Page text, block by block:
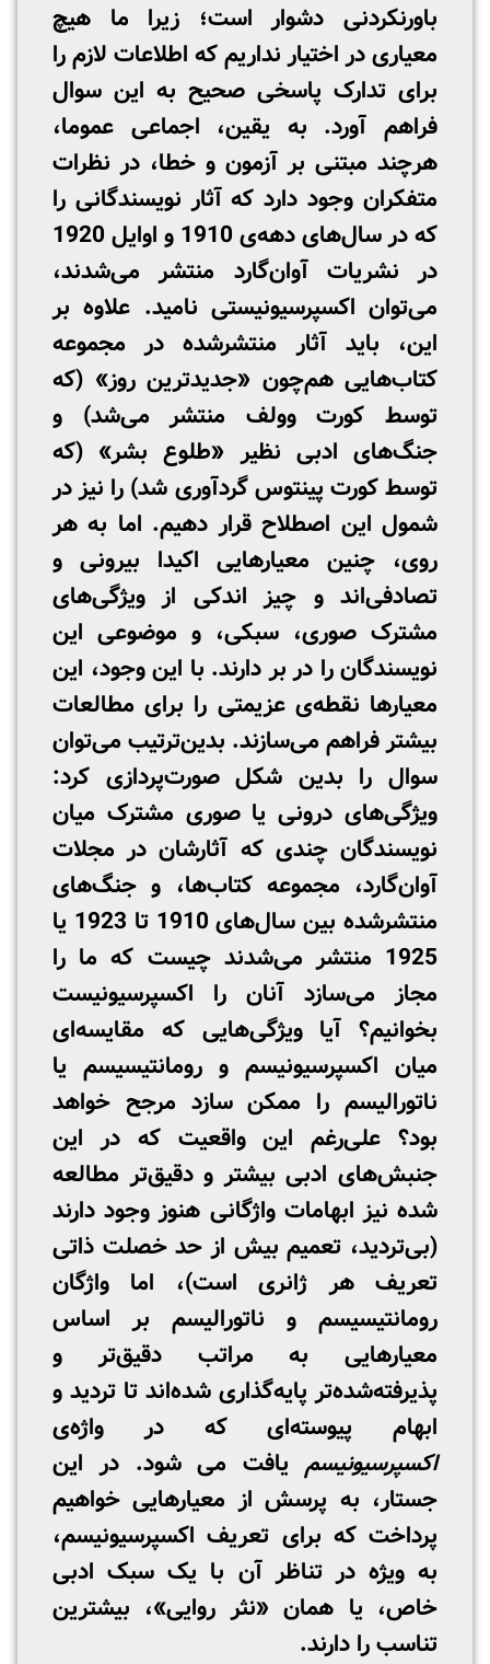
باورنکردنی دشوار است؛ زیرا ما هیچ
معیاری در اختیار نداریم که اطلاعات لازم را
برای تدارک پاسخی صحیح به این سوال
فراهم آورد. به یقین، اجماعی عموما،
هرچند مبتنی بر آزمون و خطا، در نظرات
متفکران وجود دارد که آثار نویسندگانی را
که در سال‌های دهه‌ی 1910 و اوایل 1920
در نشریات آوان‌گارد منتشر می‌شدند،
می‌توان اکسپرسیونیستی نامید. علاوه بر
این، باید آثار منتشرشده در مجموعه
کتاب‌هایی هم‌چون «جدیدترین روز» (که
توسط کورت وولف منتشر می‌شد) و
جنگ‌های ادبی نظیر «طلوع بشر» (که
توسط کورت پینتوس گردآوری شد) را نیز در
شمول این اصطلاح قرار دهیم. اما به هر
روی، چنین معیارهایی اکیدا بیرونی و
تصادفی‌اند و چیز اندکی از ویژگی‌های
مشترک صوری، سبکی، و موضوعی این
نویسندگان را در بر دارند. با این وجود، این
معیارها نقطه‌ی عزیمتی را برای مطالعات
بیشتر فراهم می‌سازند. بدین‌ترتیب می‌توان
سوال را بدین شکل صورت‌پردازی کرد:
ویژگی‌های درونی یا صوری مشترک میان
نویسندگان چندی که آثارشان در مجلات
آوان‌گارد، مجموعه کتاب‌ها، و جنگ‌های
منتشرشده بین سال‌های 1910 تا 1923 یا
1925 منتشر می‌شدند چیست که ما را
مجاز می‌سازد آنان را اکسپرسیونیست
بخوانیم؟ آیا ویژگی‌هایی که مقایسه‌ای
میان اکسپرسیونیسم و رومانتیسیسم یا
ناتورالیسم را ممکن سازد مرجح خواهد
بود؟ علی‌رغم این واقعیت که در این
جنبش‌های ادبی بیشتر و دقیق‌تر مطالعه
شده نیز ابهامات واژگانی هنوز وجود دارند
(بی‌تردید، تعمیم بیش از حد خصلت ذاتی
تعریف هر ژانری است)، اما واژگان
رومانتیسیسم و ناتورالیسم بر اساس
معیارهایی به مراتب دقیق‌تر و
پذیرفته‌شده‌تر پایه‌گذاری شده‌اند تا تردید و
ابهام پیوسته‌ای که در واژه‌ی
اکسپرسیونیسمیافت می شود. در این
جستار، به پرسش از معیارهایی خواهیم
پرداخت که برای تعریف اکسپرسیونیسم،
به ویژه در تناظر آن با یک سبک ادبی
خاص، یا همان «نثر روایی»، بیشترین
تناسب را دارند.